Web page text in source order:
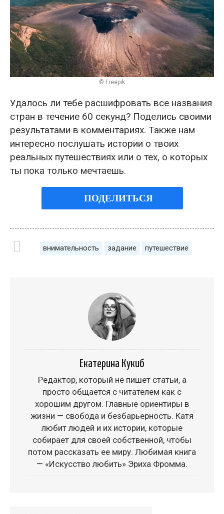
© Freepik
Удалось ли тебе расшифровать все названия
стран в течение 60 секунд? Поделись своими
результатами в комментариях. Также нам
интересно послушать истории о твоих
реальных путешествиях или о тех, о которых
ты пока только мечтаешь.
ПОДЕЛИТЬСЯ
внимательность задание путешествие
Екатерина Кукиб
Редактор, который не пишет статьи, а
просто общается с читателем как с
хорошим другом. Главные ориентиры в
жизни — свобода и безбарьерность. Катя
любит людей и их истории, которые
собирает для своей собственной, чтобы
потом рассказать ее миру. Любимая книга
— «Искусство любить» Эриха Фромма.